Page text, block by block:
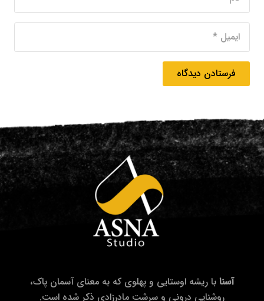
فرستادن دیدگاه
آسنا با ریشه اوستایی و پهلوی که به معنای آسمان پاک،
روشنایی درونی و سرشت مادرزادی ذکر شده است.